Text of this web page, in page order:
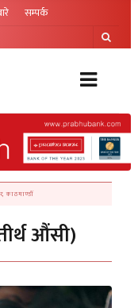
सम्पर्क
काठमाण्डौं
औंसी)